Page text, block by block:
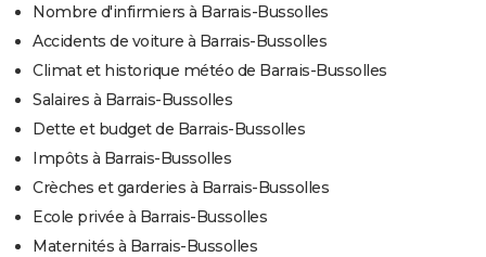
Nombre d'infirmiers à Barrais-Bussolles
Accidents de voiture à Barrais-Bussolles
Climat et historique météo de Barrais-Bussolles
Salaires à Barrais-Bussolles
Dette et budget de Barrais-Bussolles
Impôts à Barrais-Bussolles
Crèches et garderies à Barrais-Bussolles
Ecole privée à Barrais-Bussolles
Maternités à Barrais-Bussolles